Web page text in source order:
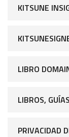
KITSUNE
LIBRO
LIBROS,
PRIVACIDAD